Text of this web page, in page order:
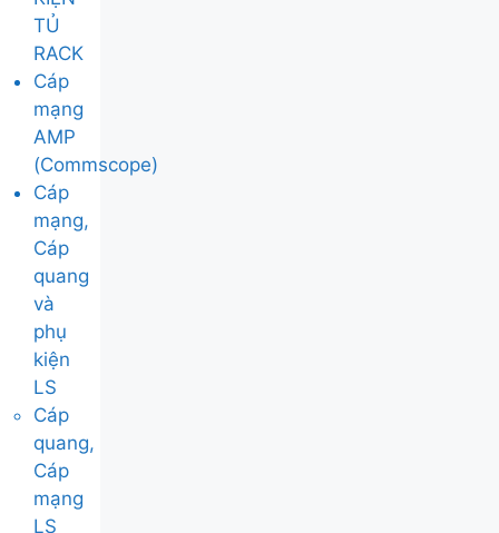
TỦ
RACK
Cáp
mạng
AMP
(Commscope)
Cáp
mạng,
Cáp
quang
và
phụ
kiện
LS
Cáp
quang,
Cáp
mạng
LS